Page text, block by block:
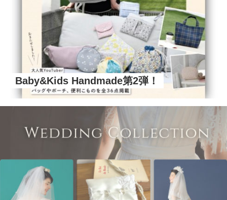
Baby&Kids Handmade第2弾！